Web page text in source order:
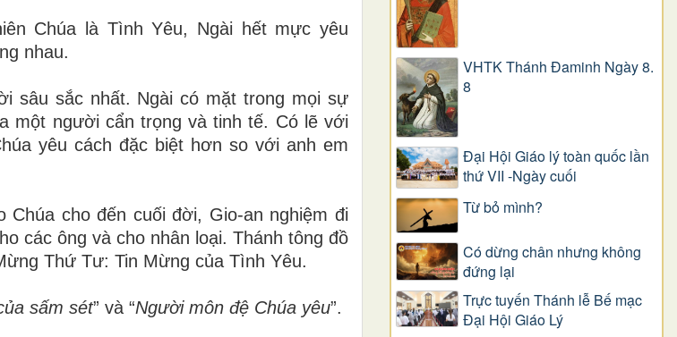
Chúa là Tình Yêu, Ngài hết mực yêu
nhau.
sâu sắc nhất. Ngài có mặt trong mọi sự
một người cẩn trọng và tinh tế. Có lẽ với
yêu cách đặc biệt hơn so với anh em
cho đến cuối đời, Gio-an nghiệm đi
các ông và cho nhân loại. Thánh tông đồ
Thứ Tư: Tin Mừng của Tình Yêu.
sấm sét” và “Người môn đệ Chúa yêu”.
VHTK Thánh Đaminh Ngày 8.
8
Đại Hội Giáo lý toàn quốc lần
thứ VII -Ngày cuối
Từ bỏ mình?
Có dừng chân nhưng không
đứng lại
Trực tuyến Thánh lễ Bế mạc
Đại Hội Giáo Lý